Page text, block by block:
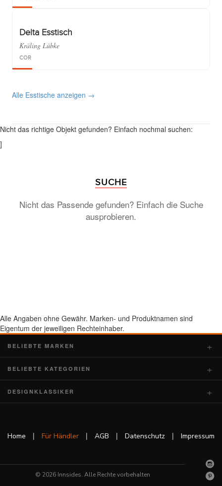
Delta Esstisch
Kräling Lübke
COR
Alle Esstische anzeigen →
Nicht das richtige Objekt gefunden? Einfach nochmal suchen:
]
SUCHE
Nicht das Passende gefunden? Einfach die Suche
ausprobieren.
Alle Angaben ohne Gewähr. Marken- und Produktnamen sind
Eigentum der jeweiligen Rechteinhaber.
BELIEBTE MARKEN
BELIEBTE KATEGORIEN
DESIGNKLASSIKER
Home | Für Händler | AGB | Datenschutz | Impressum
© 2026 Innsides. Alle Rechte vorbehalten